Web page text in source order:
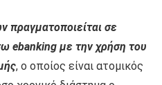
σε
ebanking με την χρήση του
, ο οποίος είναι ατομικός